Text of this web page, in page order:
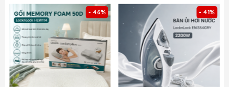
- 41% - 42%